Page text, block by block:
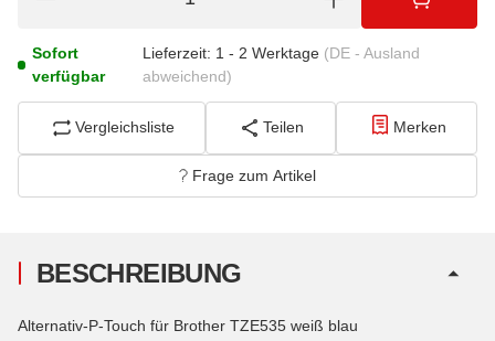
Sofort
verfügbar
Lieferzeit: 1 - 2 Werktage (DE - Ausland
abweichend)
Vergleichsliste Teilen Merken
Frage zum Artikel
BESCHREIBUNG
Alternativ-P-Touch für Brother TZE535 weiß blau